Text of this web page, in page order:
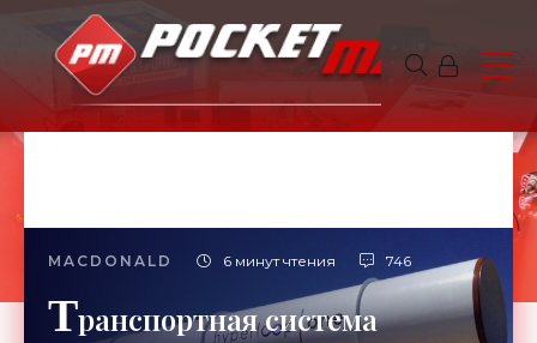
MACDONALD 6 минут чтения 746
Транспортная система